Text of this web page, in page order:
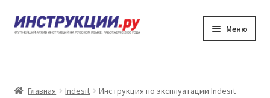
Перейти
к
Перейти
к
Меню
Каталог инструкций по эксплуатации
Главная Indesit
Инструкция по эксплуатации Indesit